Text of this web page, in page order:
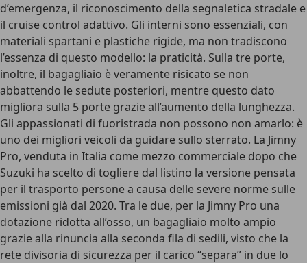
d’emergenza, il riconoscimento della segnaletica stradale e
il cruise control adattivo. Gli interni sono essenziali, con
materiali spartani e plastiche rigide, ma non tradiscono
l’essenza di questo modello: la praticità. Sulla tre porte,
inoltre, il bagagliaio è veramente risicato se non
abbattendo le sedute posteriori, mentre questo dato
migliora sulla 5 porte grazie all’aumento della lunghezza.
Gli appassionati di fuoristrada non possono non amarlo: è
uno dei migliori veicoli da guidare sullo sterrato. La Jimny
Pro, venduta in Italia come mezzo commerciale dopo che
Suzuki ha scelto di togliere dal listino la versione pensata
per il trasporto persone a causa delle severe norme sulle
emissioni già dal 2020. Tra le due, per la Jimny Pro una
dotazione ridotta all’osso, un bagagliaio molto ampio
grazie alla rinuncia alla seconda fila di sedili, visto che la
rete divisoria di sicurezza per il carico “separa” in due lo